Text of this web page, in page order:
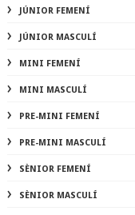
JÚNIOR FEMENÍ
JÚNIOR MASCULÍ
MINI FEMENÍ
MINI MASCULÍ
PRE-MINI FEMENÍ
PRE-MINI MASCULÍ
SÈNIOR FEMENÍ
SÈNIOR MASCULÍ